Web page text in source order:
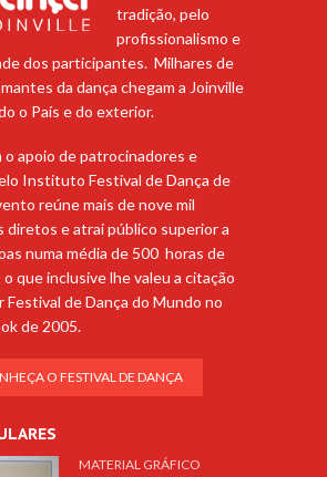
tradição, pelo
profissionalismo e
dos participantes. Milhares de
da dança chegam a Joinville
o País e do exterior.
o apoio de patrocinadores e
Instituto Festival de Dança de
reúne mais de nove mil
diretos e atrai público superior a
numa média de 500 horas de
que inclusive lhe valeu a citação
Festival de Dança do Mundo no
de 2005.
O FESTIVAL DE DANÇA
MATERIAL GRÁFICO